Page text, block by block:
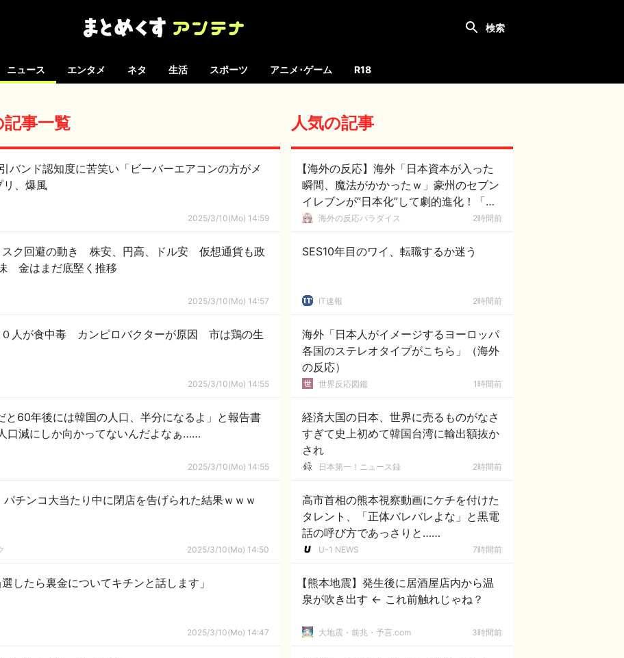
ニュース エンタメ ネタ 生活 スポーツ アニメ･ゲーム R18
事一覧
バンド認知度に苦笑い「ビーバーエアコンの方がメ
| ①プリプリ、爆風
2025/3/10(Mo) 14:59
スク回避の動き 株安、円高、ドル安 仮想通貨も政
金はまだ底堅く推移
2025/3/10(Mo) 14:57
人が食中毒 カンピロバクターが原因 市は鶏の生
2025/3/10(Mo) 14:55
と60年後には韓国の人口、半分になるよ」と報告書
口減にしか向かってないんだよなぁ……
2025/3/10(Mo) 14:55
パチンコ大当たり中に閉店を告げられた結果ｗｗｗ
2025/3/10(Mo) 14:50
したら裏金についてキチンと話します」
2025/3/10(Mo) 14:47
人気の記事
【海外の反応】海外「日本資本が入った
瞬間、魔法がかかったｗ」豪州のセブン
イレブンが”日本化”して劇的進化！「お
にぎりとたまごサンドが食べられるなん
海外の反応パラダイス 2時間前
SES10年目のワイ、転職するか迷う
IT速報 2時間前
海外「日本人がイメージするヨーロッパ
各国のステレオタイプがこちら」（海外
の反応）
世界反応図鑑 1時間前
経済大国の日本、世界に売るものがなさ
すぎて史上初めて韓国台湾に輸出額抜か
され
日本第一！ニュース録 2時間前
高市首相の熊本視察動画にケチを付けた
タレント、「正体バレバレよな」と黒電
話の呼び方であっさりと……
U-1 NEWS 7時間前
【熊本地震】発生後に居酒屋店内から温
泉が吹き出す ← これ前触れじゃね？
大地震・前兆・予言.com 3時間前